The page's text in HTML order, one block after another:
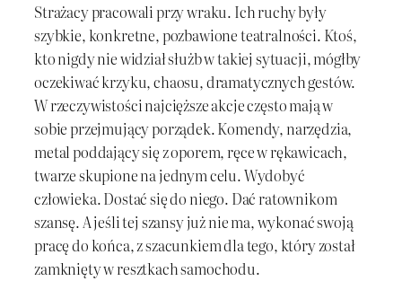
Strażacy pracowali przy wraku. Ich ruchy były
szybkie, konkretne, pozbawione teatralności. Ktoś,
kto nigdy nie widział służb w takiej sytuacji, mógłby
oczekiwać krzyku, chaosu, dramatycznych gestów.
W rzeczywistości najcięższe akcje często mają w
sobie przejmujący porządek. Komendy, narzędzia,
metal poddający się z oporem, ręce w rękawicach,
twarze skupione na jednym celu. Wydobyć
człowieka. Dostać się do niego. Dać ratownikom
szansę. A jeśli tej szansy już nie ma, wykonać swoją
pracę do końca, z szacunkiem dla tego, który został
zamknięty w resztkach samochodu.